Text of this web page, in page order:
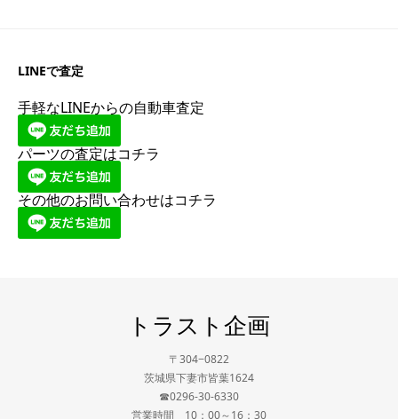
LINEで査定
手軽なLINEからの自動車査定
パーツの査定はコチラ
その他のお問い合わせはコチラ
トラスト企画
〒304−0822
茨城県下妻市皆葉1624
☎0296-30-6330
営業時間 10：00～16：30